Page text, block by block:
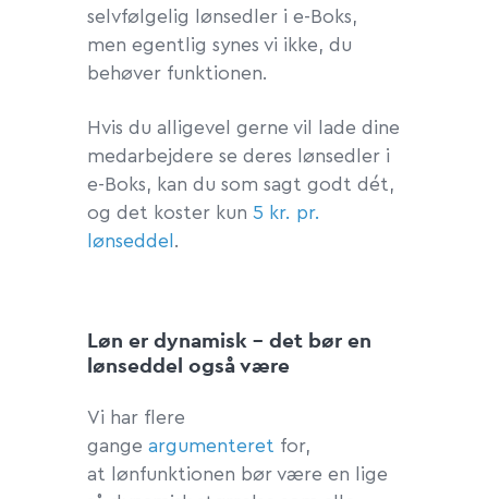
selvfølgelig lønsedler i e-Boks,
men egentlig synes vi ikke, du
behøver funktionen.
Hvis du alligevel gerne vil lade dine
medarbejdere se deres lønsedler i
e-Boks, kan du som sagt godt dét,
og det koster kun 5 kr. pr.
lønseddel .
Løn er dynamisk – det bør en
lønseddel også være
Vi har flere
gange argumenteret for,
at lønfunktionen bør være en lige